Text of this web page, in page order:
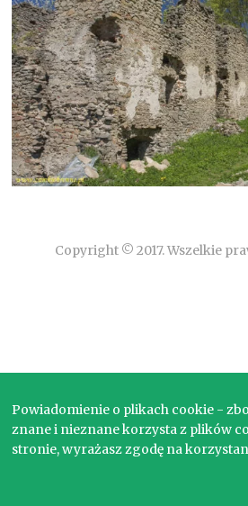
Copyright © 2017. Wszelkie
Powiadomienie o plikach cookie -
znane i nieznane korzysta z plików
stronie, wyrażasz zgodę na